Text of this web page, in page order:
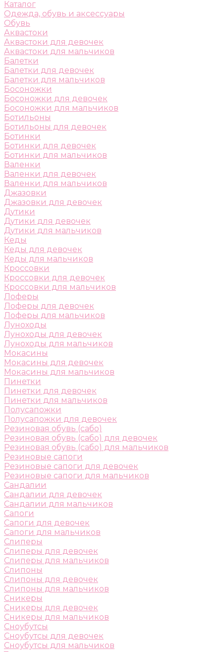
Каталог
Одежда, обувь и аксессуары
Обувь
Аквастоки
Аквастоки для девочек
Аквастоки для мальчиков
Балетки
Балетки для девочек
Балетки для мальчиков
Босоножки
Босоножки для девочек
Босоножки для мальчиков
Ботильоны
Ботильоны для девочек
Ботинки
Ботинки для девочек
Ботинки для мальчиков
Валенки
Валенки для девочек
Валенки для мальчиков
Джазовки
Джазовки для девочек
Дутики
Дутики для девочек
Дутики для мальчиков
Кеды
Кеды для девочек
Кеды для мальчиков
Кроссовки
Кроссовки для девочек
Кроссовки для мальчиков
Лоферы
Лоферы для девочек
Лоферы для мальчиков
Луноходы
Луноходы для девочек
Луноходы для мальчиков
Мокасины
Мокасины для девочек
Мокасины для мальчиков
Пинетки
Пинетки для девочек
Пинетки для мальчиков
Полусапожки
Полусапожки для девочек
Резиновая обувь (сабо)
Резиновая обувь (сабо) для девочек
Резиновая обувь (сабо) для мальчиков
Резиновые сапоги
Резиновые сапоги для девочек
Резиновые сапоги для мальчиков
Сандалии
Сандалии для девочек
Сандалии для мальчиков
Сапоги
Сапоги для девочек
Сапоги для мальчиков
Слиперы
Слиперы для девочек
Слиперы для мальчиков
Слипоны
Слипоны для девочек
Слипоны для мальчиков
Сникеры
Сникеры для девочек
Сникеры для мальчиков
Сноубутсы
Сноубутсы для девочек
Сноубутсы для мальчиков